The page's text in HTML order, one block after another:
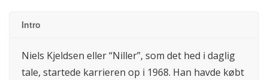
Intro
Niels Kjeldsen eller “Niller”, som det hed i daglig
tale, startede karrieren op i 1968. Han havde købt